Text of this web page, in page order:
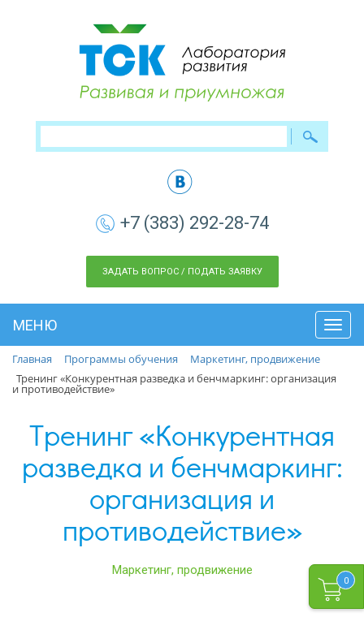
0
+7 (383) 292-28-74
ЗАДАТЬ ВОПРОС / ПОДАТЬ ЗАЯВКУ
МЕНЮ
Главная
Программы обучения
Маркетинг, продвижение
Тренинг «Конкурентная разведка и бенчмаркинг: организация
и противодействие»
Тренинг «Конкурентная
разведка и бенчмаркинг:
организация и
противодействие»
Маркетинг, продвижение